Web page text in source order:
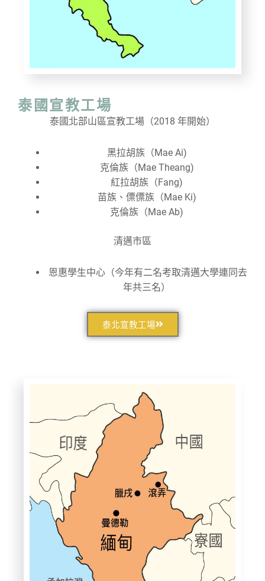
泰國宣教工場
泰國北部山區宣教工場（2018 年開始）
黑拉胡族（Mae Ai)
克倫族（Mae Theang)
紅拉胡族（Fang)
苗族、僄僄族（Mae Ki)
克倫族（Mae Ab)
清邁市區
恩惠學生中心（今年有二名考取清邁大學連同去
年共三名）
泰北宣教工場